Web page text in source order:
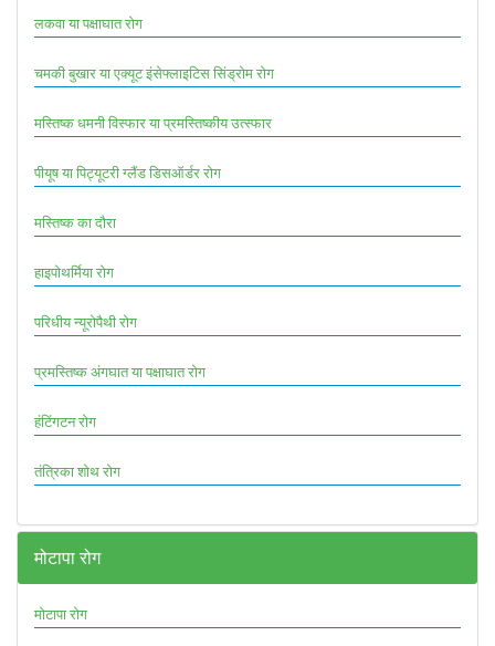
लकवा या पक्षाघात रोग
चमकी बुखार या एक्यूट इंसेफ्लाइटिस सिंड्रोम रोग
मस्तिष्क धमनी विस्फार या प्रमस्तिष्कीय उत्स्फार
पीयूष या पिट्यूटरी ग्लैंड डिसऑर्डर रोग
मस्तिष्क का दौरा
हाइपोथर्मिया रोग
परिधीय न्यूरोपैथी रोग
प्रमस्तिष्क अंगघात या पक्षाघात रोग
हंटिंगटन रोग
तंत्रिका शोथ रोग
मोटापा रोग
मोटापा रोग